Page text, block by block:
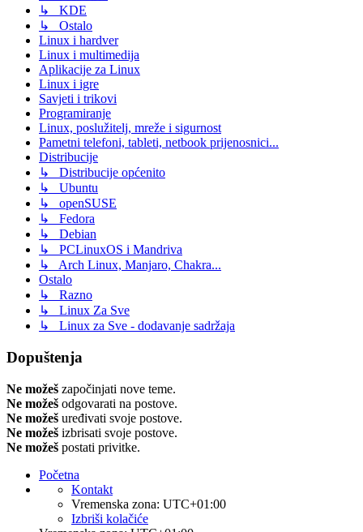
↳ KDE
↳ Ostalo
Linux i hardver
Linux i multimedija
Aplikacije za Linux
Linux i igre
Savjeti i trikovi
Programiranje
Linux, poslužitelj, mreže i sigurnost
Pametni telefoni, tableti, netbook prijenosnici...
Distribucije
↳ Distribucije općenito
↳ Ubuntu
↳ openSUSE
↳ Fedora
↳ Debian
↳ PCLinuxOS i Mandriva
↳ Arch Linux, Manjaro, Chakra...
Ostalo
↳ Razno
↳ Linux Za Sve
↳ Linux za Sve - dodavanje sadržaja
Dopuštenja
Ne možeš započinjati nove teme.
Ne možeš odgovarati na postove.
Ne možeš uređivati svoje postove.
Ne možeš izbrisati svoje postove.
Ne možeš postati privitke.
Početna
Kontakt
Vremenska zona: UTC+01:00
Izbriši kolačiće